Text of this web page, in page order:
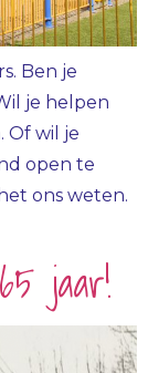
Ben je
je helpen
Of wil je
open te
ons weten.
jaar!